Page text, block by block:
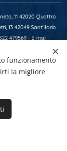
11 42020 Quattro
13 42049 Sant'Ilario
479569 - E-mail
REA RE-201607 -
funzionamento
la migliore